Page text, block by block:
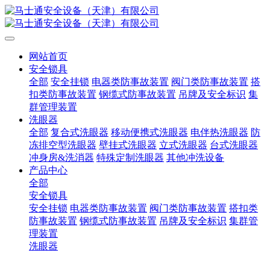
网站首页
安全锁具
全部 安全挂锁 电器类防事故装置 阀门类防事故装置 搭
扣类防事故装置 钢缆式防事故装置 吊牌及安全标识 集
群管理装置
洗眼器
全部 复合式洗眼器 移动便携式洗眼器 电伴热洗眼器 防
冻排空型洗眼器 壁挂式洗眼器 立式洗眼器 台式洗眼器
冲身房&洗消器 特殊定制洗眼器 其他冲洗设备
产品中心
全部
安全锁具
安全挂锁 电器类防事故装置 阀门类防事故装置 搭扣类
防事故装置 钢缆式防事故装置 吊牌及安全标识 集群管
理装置
洗眼器